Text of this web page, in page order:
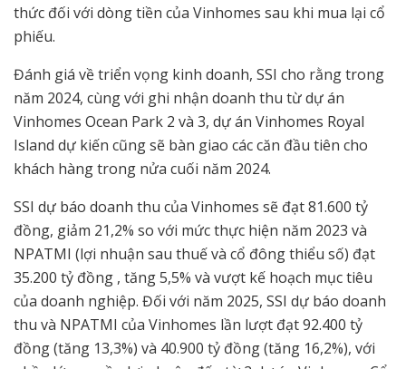
thức đối với dòng tiền của Vinhomes sau khi mua lại cổ
phiếu.
Đánh giá về triển vọng kinh doanh, SSI cho rằng trong
năm 2024, cùng với ghi nhận doanh thu từ dự án
Vinhomes Ocean Park 2 và 3, dự án Vinhomes Royal
Island dự kiến cũng sẽ bàn giao các căn đầu tiên cho
khách hàng trong nửa cuối năm 2024.
SSI dự báo doanh thu của Vinhomes sẽ đạt 81.600 tỷ
đồng, giảm 21,2% so với mức thực hiện năm 2023 và
NPATMI (lợi nhuận sau thuế và cổ đông thiểu số) đạt
35.200 tỷ đồng , tăng 5,5% và vượt kế hoạch mục tiêu
của doanh nghiệp. Đối với năm 2025, SSI dự báo doanh
thu và NPATMI của Vinhomes lần lượt đạt 92.400 tỷ
đồng (tăng 13,3%) và 40.900 tỷ đồng (tăng 16,2%), với